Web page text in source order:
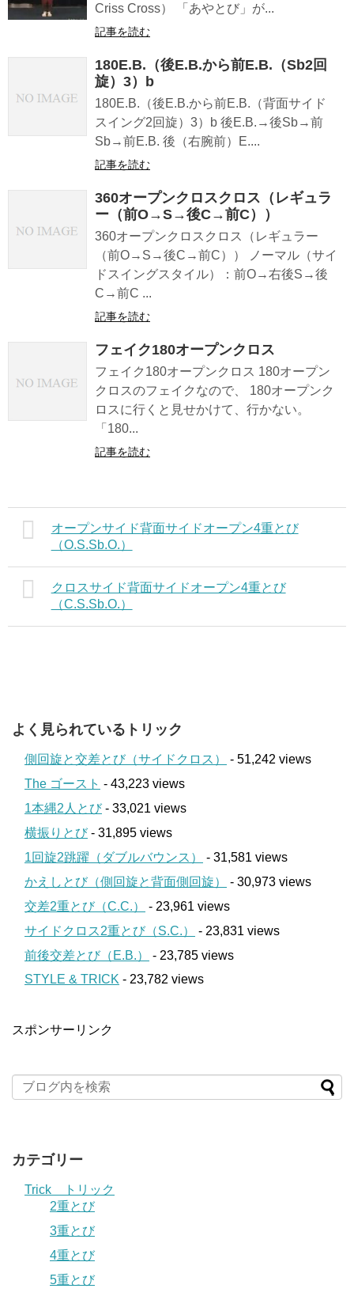
Criss Cross） 「あやとび」が...
記事を読む
180E.B.（後E.B.から前E.B.（Sb2回
旋）3）b
180E.B.（後E.B.から前E.B.（背面サイド
スイング2回旋）3）b 後E.B.→後Sb→前
Sb→前E.B. 後（右腕前）E....
記事を読む
360オープンクロスクロス（レギュラ
ー（前O→S→後C→前C））
360オープンクロスクロス（レギュラー
（前O→S→後C→前C）） ノーマル（サイ
ドスイングスタイル）：前O→右後S→後
C→前C ...
記事を読む
フェイク180オープンクロス
フェイク180オープンクロス 180オープン
クロスのフェイクなので、 180オープンク
ロスに行くと見せかけて、行かない。
「180...
記事を読む
オープンサイド背面サイドオープン4重とび
（O.S.Sb.O.）
クロスサイド背面サイドオープン4重とび
（C.S.Sb.O.）
よく見られているトリック
側回旋と交差とび（サイドクロス）
- 51,242 views
The ゴースト - 43,223 views
1本縄2人とび- 33,021 views
横振りとび- 31,895 views
1回旋2跳躍（ダブルバウンス）
- 31,581 views
かえしとび（側回旋と背面側回旋）
- 30,973 views
交差2重とび（C.C.）
- 23,961 views
サイドクロス2重とび（S.C.）
- 23,831 views
前後交差とび（E.B.）
- 23,785 views
STYLE & TRICK - 23,782 views
スポンサーリンク
カテゴリー
Trick トリック
2重とび
3重とび
4重とび
5重とび